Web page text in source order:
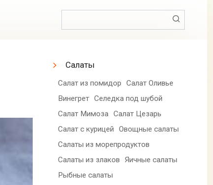
Салаты
Салат из помидор
Салат Оливье
Винегрет Селедка под шубой
Салат Мимоза Салат Цезарь
Салат с курицей
Овощные салаты
Салаты из морепродуктов
Салаты из злаков
Яичные салаты
Рыбные салаты